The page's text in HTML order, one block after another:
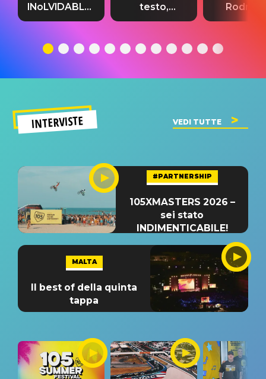
INoLVIDABLE”:
testo,
significato
testo,
traduzione e
del singolo
testo,
INTERVISTE VEDI TUTTE
#PARTNERSHIP
105XMASTERS 2026 –
sei stato
INDIMENTICABILE!
MALTA
Il best of della quinta
tappa